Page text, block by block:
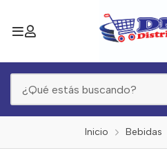
Inicio Bebidas